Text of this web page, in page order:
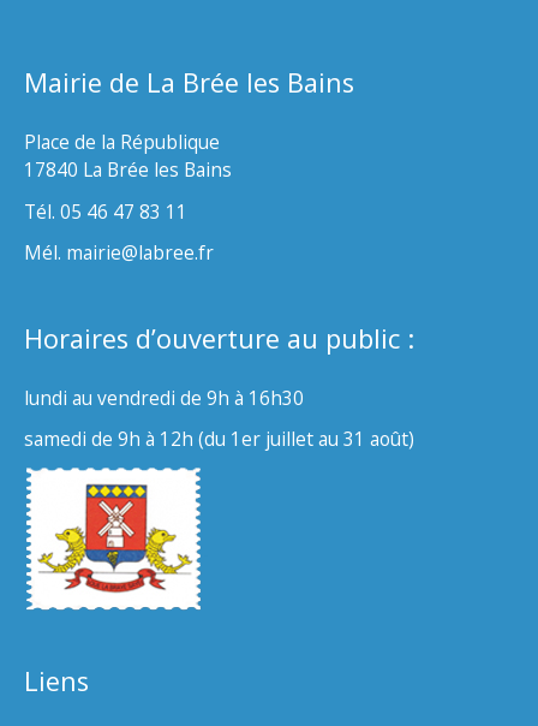
Mairie de La Brée les Bains
Place de la République
17840 La Brée les Bains
Tél. 05 46 47 83 11
Mél. mairie@labree.fr
Horaires d’ouverture au public :
lundi au vendredi de 9h à 16h30
samedi de 9h à 12h (du 1er juillet au 31 août)
Liens